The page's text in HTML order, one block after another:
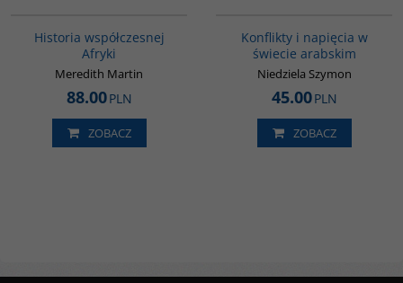
Historia współczesnej
Afryki
Meredith Martin
88.00PLN
ZOBACZ
Konflikty i napięcia w
świecie arabskim
Niedziela Szymon
45.00PLN
ZOBACZ